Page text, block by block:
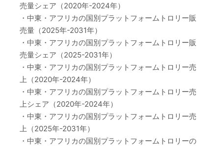
売量シェア（2020年-2024年）
・中東・アフリカの国別プラットフォームトロリー販
売量（2025年-2031年）
・中東・アフリカの国別プラットフォームトロリー販
売量シェア（2025-2031年）
・中東・アフリカの国別プラットフォームトロリー売
上（2020年-2024年）
・中東・アフリカの国別プラットフォームトロリー売
上シェア（2020年-2024年）
・中東・アフリカの国別プラットフォームトロリー売
上（2025年-2031年）
・中東・アフリカの国別プラットフォームトロリーの